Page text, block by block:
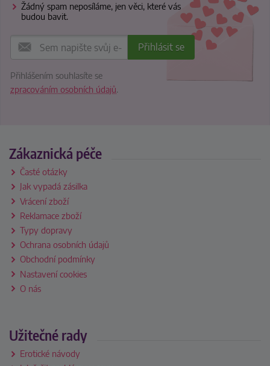
Žádný spam neposíláme, jen věci, které vás
budou bavit.
Přihlášením souhlasíte se
zpracováním osobních údajů.
Zákaznická péče
Časté otázky
Jak vypadá zásilka
Vrácení zboží
Reklamace zboží
Typy dopravy
Ochrana osobních údajů
Obchodní podmínky
Nastavení cookies
O nás
Užitečné rady
Erotické návody